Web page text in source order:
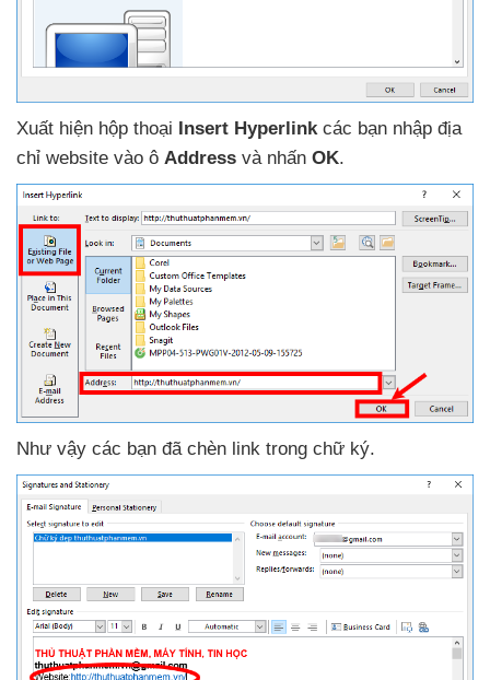
Xuất hiện hộp thoại Insert Hyperlink các bạn nhập địa
chỉ website vào ô Address và nhấn OK.
Như vậy các bạn đã chèn link trong chữ ký.